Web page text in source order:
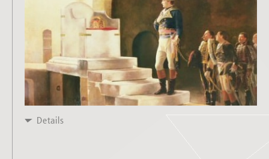
Details